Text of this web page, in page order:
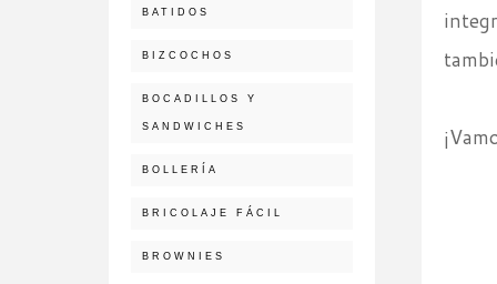
BATIDOS
BIZCOCHOS
BOCADILLOS Y
SANDWICHES
BOLLERÍA
BRICOLAJE FÁCIL
BROWNIES